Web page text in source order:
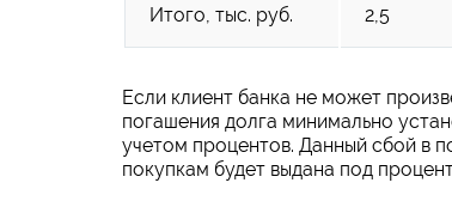
Итого, тыс. руб. 2,5
Если клиент банка не может
погашения долга минимально
учетом процентов. Данный сбой в
покупкам будет выдана под